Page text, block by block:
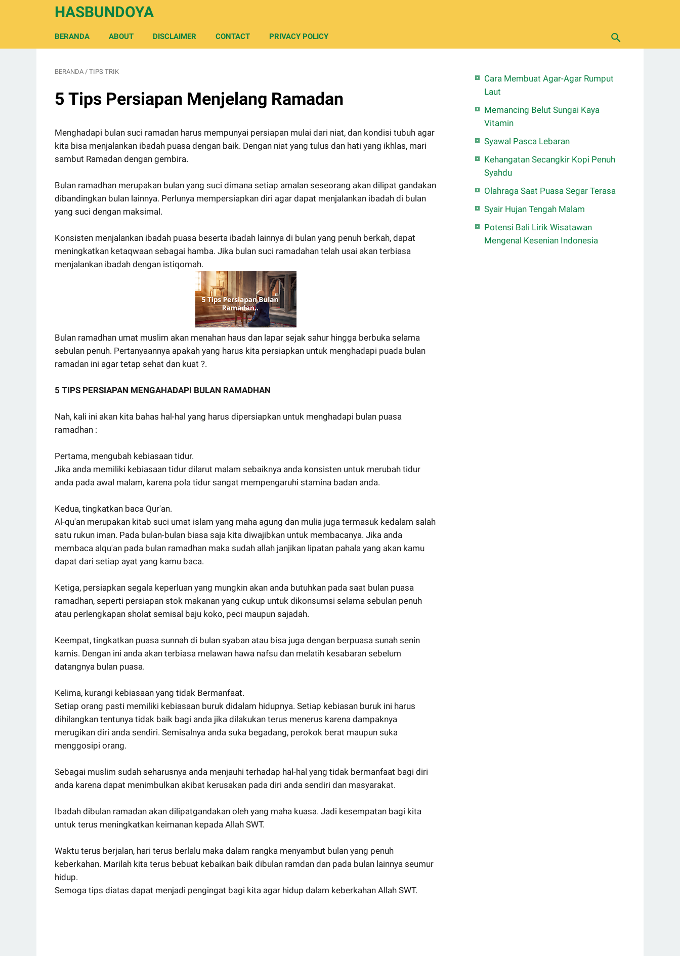
HASBUNDOYA
BERANDA ABOUT DISCLAIMER CONTACT PRIVACY POLICY
BERANDA / TIPS TRIK
5 Tips Persiapan Menjelang Ramadan
Menghadapi bulan suci ramadan harus mempunyai persiapan mulai dari niat, dan kondisi tubuh agar
kita bisa menjalankan ibadah puasa dengan baik. Dengan niat yang tulus dan hati yang ikhlas, mari
sambut Ramadan dengan gembira.
Bulan ramadhan merupakan bulan yang suci dimana setiap amalan seseorang akan dilipat gandakan
dibandingkan bulan lainnya. Perlunya mempersiapkan diri agar dapat menjalankan ibadah di bulan
yang suci dengan maksimal.
Konsisten menjalankan ibadah puasa beserta ibadah lainnya di bulan yang penuh berkah, dapat
meningkatkan ketaqwaan sebagai hamba. Jika bulan suci ramadahan telah usai akan terbiasa
menjalankan ibadah dengan istiqomah.
Bulan ramadhan umat muslim akan menahan haus dan lapar sejak sahur hingga berbuka selama
sebulan penuh. Pertanyaannya apakah yang harus kita persiapkan untuk menghadapi puada bulan
ramadan ini agar tetap sehat dan kuat ?.
5 TIPS PERSIAPAN MENGAHADAPI BULAN RAMADHAN
Nah, kali ini akan kita bahas hal-hal yang harus dipersiapkan untuk menghadapi bulan puasa
ramadhan :
Pertama, mengubah kebiasaan tidur.
Jika anda memiliki kebiasaan tidur dilarut malam sebaiknya anda konsisten untuk merubah tidur
anda pada awal malam, karena pola tidur sangat mempengaruhi stamina badan anda.
Kedua, tingkatkan baca Qur'an.
Al-qu'an merupakan kitab suci umat islam yang maha agung dan mulia juga termasuk kedalam salah
satu rukun iman. Pada bulan-bulan biasa saja kita diwajibkan untuk membacanya. Jika anda
membaca alqu'an pada bulan ramadhan maka sudah allah janjikan lipatan pahala yang akan kamu
dapat dari setiap ayat yang kamu baca.
Ketiga, persiapkan segala keperluan yang mungkin akan anda butuhkan pada saat bulan puasa
ramadhan, seperti persiapan stok makanan yang cukup untuk dikonsumsi selama sebulan penuh
atau perlengkapan sholat semisal baju koko, peci maupun sajadah.
Keempat, tingkatkan puasa sunnah di bulan syaban atau bisa juga dengan berpuasa sunah senin
kamis. Dengan ini anda akan terbiasa melawan hawa nafsu dan melatih kesabaran sebelum
datangnya bulan puasa.
Kelima, kurangi kebiasaan yang tidak Bermanfaat.
Setiap orang pasti memiliki kebiasaan buruk didalam hidupnya. Setiap kebiasan buruk ini harus
dihilangkan tentunya tidak baik bagi anda jika dilakukan terus menerus karena dampaknya
merugikan diri anda sendiri. Semisalnya anda suka begadang, perokok berat maupun suka
menggosipi orang.
Sebagai muslim sudah seharusnya anda menjauhi terhadap hal-hal yang tidak bermanfaat bagi diri
anda karena dapat menimbulkan akibat kerusakan pada diri anda sendiri dan masyarakat.
Ibadah dibulan ramadan akan dilipatgandakan oleh yang maha kuasa. Jadi kesempatan bagi kita
untuk terus meningkatkan keimanan kepada Allah SWT.
Waktu terus berjalan, hari terus berlalu maka dalam rangka menyambut bulan yang penuh
keberkahan. Marilah kita terus bebuat kebaikan baik dibulan ramdan dan pada bulan lainnya seumur
hidup.
Semoga tips diatas dapat menjadi pengingat bagi kita agar hidup dalam keberkahan Allah SWT.
Cara Membuat Agar-Agar Rumput
Laut
Memancing Belut Sungai Kaya
Vitamin
Syawal Pasca Lebaran
Kehangatan Secangkir Kopi Penuh
Syahdu
Olahraga Saat Puasa Segar Terasa
Syair Hujan Tengah Malam
Potensi Bali Lirik Wisatawan
Mengenal Kesenian Indonesia